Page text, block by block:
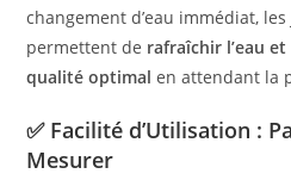
changement d’eau immédiat,
permettent de rafraîchir l’eau
qualité optimal en attendant la
✅ Facilité d’Utilisation :
Mesurer